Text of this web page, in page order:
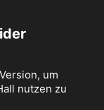
um
nutzen zu